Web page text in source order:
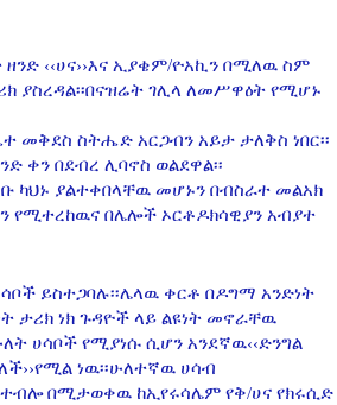
‹‹ሀና››እና ኢያቄም/ዮአኪን በሚለዉ ስም
ያስረዳል፡፡በናዝሬት ገሊላ ለመሥዋዕት የሚሆኑ
መቅደስ ስትሔድ አርጋብን አይታ ታለቅስ ነበር፡፡
ቀን በደብረ ሊባኖስ ወልደዋል፡፡
ካህኑ ያልተቀበላቸዉ መሆኑን በብስራተ መልአክ
የሚተረከዉና በሌሎች ኦርቶዶክሳዊያን አብያተ
ይስተጋባሉ፡፡ሌላዉ ቀርቶ በዶግማ አንድነት
ታሪክ ነክ ጉዳዮች ላይ ልዩነት መኖራቸዉ
ሀሳቦች የሚያነሱ ሲሆን አንደኛዉ‹‹ድንግል
ነዉ፡፡ሁለተኛዉ ሀሳብ
በሚታወቀዉ ከኢየሩሳሌም የቅ/ሀና የክሩሲድ